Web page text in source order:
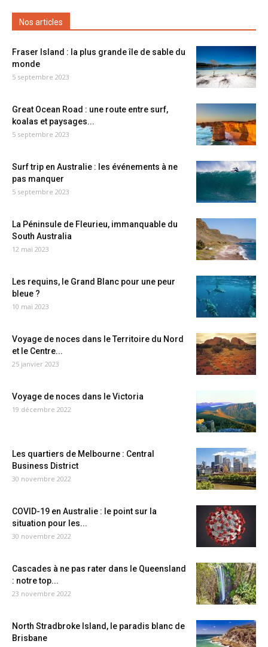
Nos articles
Fraser Island : la plus grande île de sable du
monde
5 septembre 2023
Great Ocean Road : une route entre surf,
koalas et paysages...
5 septembre 2023
Surf trip en Australie : les événements à ne
pas manquer
5 septembre 2023
La Péninsule de Fleurieu, immanquable du
South Australia
12 mai 2023
Les requins, le Grand Blanc pour une peur
bleue ?
10 mai 2023
Voyage de noces dans le Territoire du Nord
et le Centre...
25 janvier 2023
Voyage de noces dans le Victoria
19 décembre 2022
Les quartiers de Melbourne : Central
Business District
30 novembre 2022
COVID-19 en Australie : le point sur la
situation pour les...
30 novembre 2022
Cascades à ne pas rater dans le Queensland
: notre top...
23 novembre 2022
North Stradbroke Island, le paradis blanc de
Brisbane